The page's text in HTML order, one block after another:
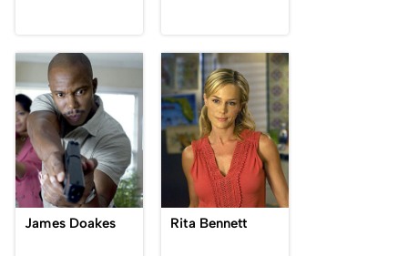
James Doakes Rita Bennett